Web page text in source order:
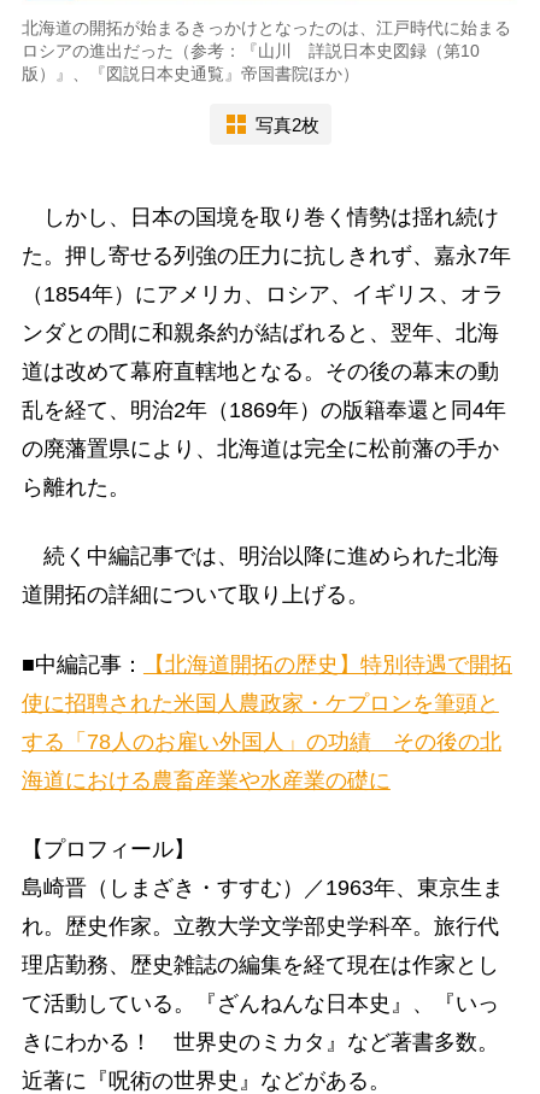
北海道の開拓が始まるきっかけとなったのは、江戸時代に始まる
ロシアの進出だった（参考：『山川 詳説日本史図録（第10
版）』、『図説日本史通覧』帝国書院ほか）
写真2枚
しかし、日本の国境を取り巻く情勢は揺れ続け
た。押し寄せる列強の圧力に抗しきれず、嘉永7年
（1854年）にアメリカ、ロシア、イギリス、オラ
ンダとの間に和親条約が結ばれると、翌年、北海
道は改めて幕府直轄地となる。その後の幕末の動
乱を経て、明治2年（1869年）の版籍奉還と同4年
の廃藩置県により、北海道は完全に松前藩の手か
ら離れた。
続く中編記事では、明治以降に進められた北海
道開拓の詳細について取り上げる。
■中編記事：
【北海道開拓の歴史】特別待遇で開拓
使に招聘された米国人農政家・ケプロンを筆頭と
する「78人のお雇い外国人」の功績 その後の北
海道における農畜産業や水産業の礎に
【プロフィール】
島崎晋（しまざき・すすむ）／1963年、東京生ま
れ。歴史作家。立教大学文学部史学科卒。旅行代
理店勤務、歴史雑誌の編集を経て現在は作家とし
て活動している。『ざんねんな日本史』、『いっ
きにわかる！ 世界史のミカタ』など著書多数。
近著に『呪術の世界史』などがある。